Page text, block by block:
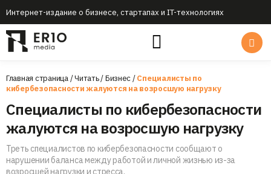
Интернет-издание о бизнесе, стартапах и IT-технологиях
Главная страница/Читать/Бизнес/Специалисты по
кибербезопасности жалуются на возросшую нагрузку
Специалисты по кибербезопасности
жалуются на возросшую нагрузку
Треть специалистов по кибербезопасности сообщают о
нарушении баланса между работой и личной жизнью из-за
возросшей нагрузки и стресса.